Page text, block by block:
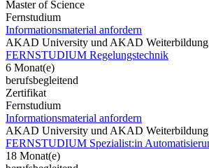
Master of Science
Fernstudium
Informationsmaterial anfordern
AKAD University und AKAD Weiterbildung
FERNSTUDIUM Regelungstechnik
6 Monat(e)
berufsbegleitend
Zertifikat
Fernstudium
Informationsmaterial anfordern
AKAD University und AKAD Weiterbildung
FERNSTUDIUM Spezialist:in
18 Monat(e)